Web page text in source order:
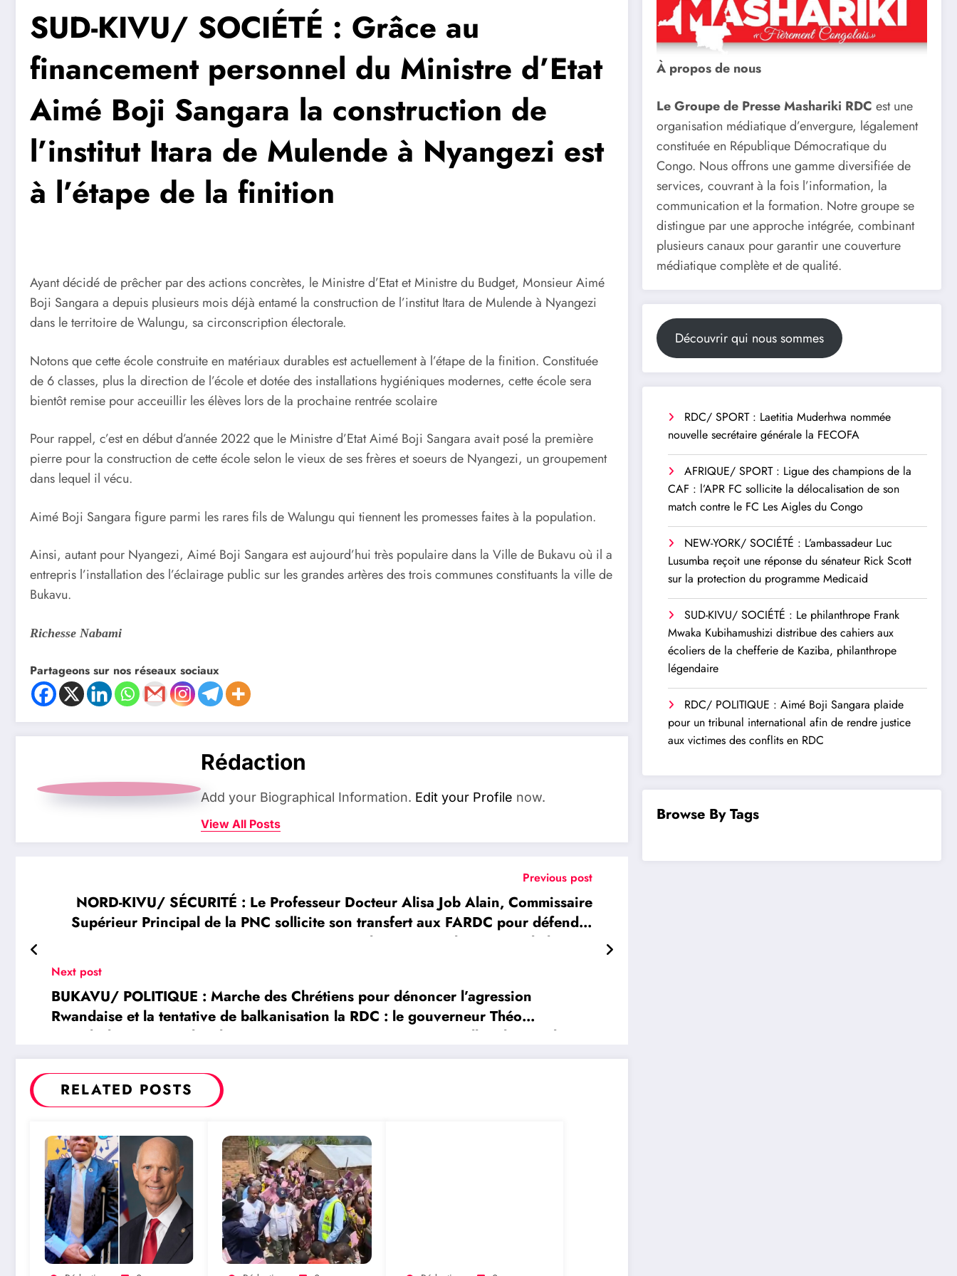
SUD-KIVU/ SOCIÉTÉ : Grâce au
financement personnel du Ministre d’Etat
Aimé Boji Sangara la construction de
l’institut Itara de Mulende à Nyangezi est
à l’étape de la finition
Ayant décidé de prêcher par des actions concrètes, le Ministre d’Etat et Ministre du Budget, Monsieur Aimé
Boji Sangara a depuis plusieurs mois déjà entamé la construction de l’institut Itara de Mulende à Nyangezi
dans le territoire de Walungu, sa circonscription électorale.
Notons que cette école construite en matériaux durables est actuellement à l’étape de la finition. Constituée
de 6 classes, plus la direction de l’école et dotée des installations hygiéniques modernes, cette école sera
bientôt remise pour acceuillir les élèves lors de la prochaine rentrée scolaire
Pour rappel, c’est en début d’année 2022 que le Ministre d’Etat Aimé Boji Sangara avait posé la première
pierre pour la construction de cette école selon le vieux de ses frères et soeurs de Nyangezi, un groupement
dans lequel il vécu.
Aimé Boji Sangara figure parmi les rares fils de Walungu qui tiennent les promesses faites à la population.
Ainsi, autant pour Nyangezi, Aimé Boji Sangara est aujourd’hui très populaire dans la Ville de Bukavu où il a
entrepris l’installation des l’éclairage public sur les grandes artères des trois communes constituants la ville de
Bukavu.
Richesse Nabami
Partageons sur nos réseaux sociaux
Rédaction
Add your Biographical Information. Edit your Profile now.
View All Posts
Previous post
NORD-KIVU/ SÉCURITÉ : Le Professeur Docteur Alisa Job Alain, Commissaire
Supérieur Principal de la PNC sollicite son transfert aux FARDC pour défendre
l’intégrité et la sécurité de la RDC
Next post
BUKAVU/ POLITIQUE : Marche des Chrétiens pour dénoncer l’agression
Rwandaise et la tentative de balkanisation la RDC : le gouverneur Théo
Ngwabidje ainsi que l’archevêque François Xavier Maroyi appellent la population
à l’unité
RELATED POSTS
À propos de nous
Le Groupe de Presse Mashariki RDC est une
organisation médiatique d’envergure, légalement
constituée en République Démocratique du
Congo. Nous offrons une gamme diversifiée de
services, couvrant à la fois l’information, la
communication et la formation. Notre groupe se
distingue par une approche intégrée, combinant
plusieurs canaux pour garantir une couverture
médiatique complète et de qualité.
Découvrir qui nous sommes
RDC/ SPORT : Laetitia Muderhwa nommée
nouvelle secrétaire générale la FECOFA
AFRIQUE/ SPORT : Ligue des champions de la
CAF : l’APR FC sollicite la délocalisation de son
match contre le FC Les Aigles du Congo
NEW-YORK/ SOCIÉTÉ : L’ambassadeur Luc
Lusumba reçoit une réponse du sénateur Rick Scott
sur la protection du programme Medicaid
SUD-KIVU/ SOCIÉTÉ : Le philanthrope Frank
Mwaka Kubihamushizi distribue des cahiers aux
écoliers de la chefferie de Kaziba, philanthrope
légendaire
RDC/ POLITIQUE : Aimé Boji Sangara plaide
pour un tribunal international afin de rendre justice
aux victimes des conflits en RDC
Browse By Tags